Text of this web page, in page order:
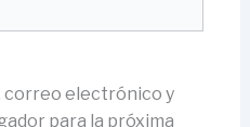
correo electrónico y
para la próxima